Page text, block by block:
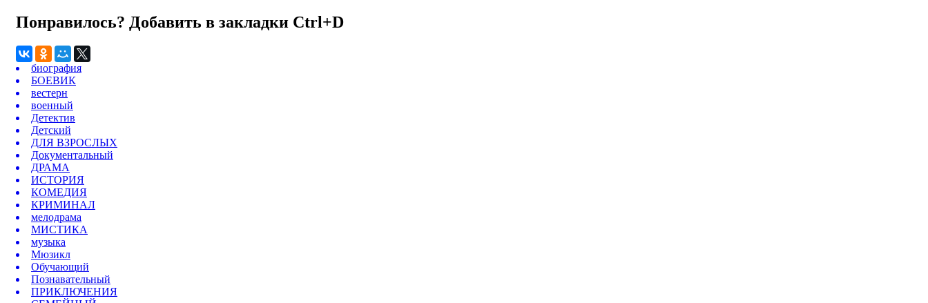
Понравилось? Добавить в закладки Ctrl+D
биография
БОЕВИК
вестерн
военный
Детектив
Детский
ДЛЯ ВЗРОСЛЫХ
Документальный
ДРАМА
ИСТОРИЯ
КОМЕДИЯ
КРИМИНАЛ
мелодрама
МИСТИКА
музыка
Мюзикл
Обучающий
Познавательный
ПРИКЛЮЧЕНИЯ